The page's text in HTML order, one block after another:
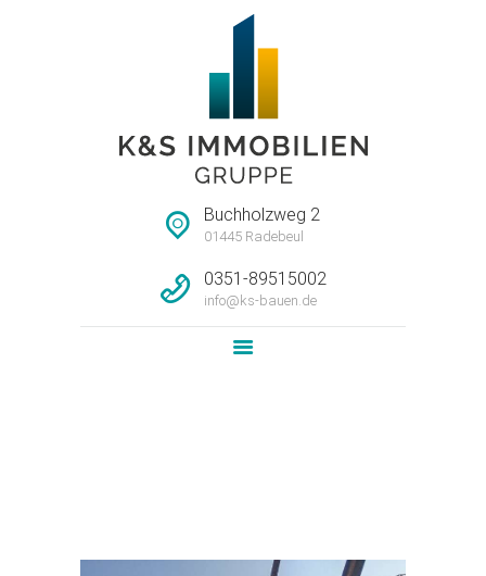
Buchholzweg 2
01445 Radebeul
0351-89515002
info@ks-bauen.de
STARTSEITE
HAUSMEISTERSERVI
UNTERNEHMEN
IMMOBILIEN
LEISTUNG
NEWS